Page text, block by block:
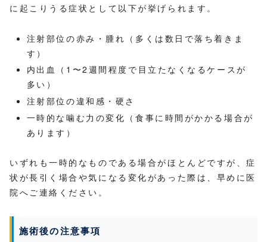
に起こりうる症状として以下が挙げられます。
注射部位の赤み・腫れ（多くは数日で落ち着きま
す）
内出血（1〜2週間程度で目立たなくなるケースが
多い）
注射部位の違和感・硬さ
一時的な噛む力の変化（食事に時間がかかる場合が
あります）
いずれも一時的なものである場合がほとんどですが、症
状が長引く場合や気になる変化があった際は、早めに医
院へご連絡ください。
施術後の注意事項